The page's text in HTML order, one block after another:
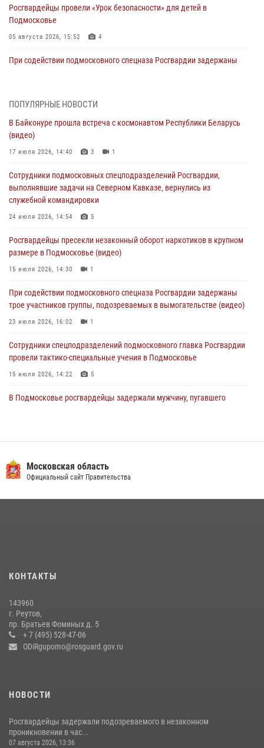
Росгвардейцы провели «Урок безопасности» для детей в
Подмосковье
05 августа 2026, 15:52 4
При содействии подмосковного спецназа Росгвардии задержаны
05 августа 2026, 15:48 1
Сотрудники спецподразделения подмосковного главка Росгвардии
отработали навыки огневой подготовки на комплексных учениях
04 августа 2026, 12:21
За прошедший месяц росгвардейцы 7386 раз выезжали по
сигналам «Тревога» с охраняемых объектов в Подмосковье
04 августа 2026, 12:15
(видео)
03 августа 2026, 15:32 1
«семейным подрядом» в Подмосковье (видео)
03 августа 2026, 15:08
ПОПУЛЯРНЫЕ НОВОСТИ
В Байконуре прошла встреча с космонавтом Республики Беларусь
(видео)
17 июля 2026, 14:40 3 1
Сотрудники подмосковных спецподразделений Росгвардии,
выполнявшие задачи на Северном Кавказе, вернулись из
служебной командировки
24 июля 2026, 14:54 5
Росгвардейцы пресекли незаконный оборот наркотиков в крупном
размере в Подмосковье (видео)
15 июля 2026, 14:30 1
При содействии подмосковного спецназа Росгвардии задержаны
трое участников группы, подозреваемых в вымогательстве (видео)
23 июля 2026, 16:02 1
Сотрудники спецподразделений подмосковного главка Росгвардии
провели тактико-специальные учения в Подмосковье
15 июля 2026, 14:22 5
В Подмосковье росгвардейцы задержали мужчину, пугавшего
федеральном розыске (видео)
22 июля 2026, 14:15 1
18 июля 2026, 07:03
сотрудников спецподразделений в преодолении полосы
препятствий со стрельбой
14 июля 2026, 15:13
Московская область
Официальный сайт Правительства
КОНТАКТЫ
143960
г. Реутов,
пр. Братьев Фоминых д. 5
+ 7 (495) 528-47-06
ODiRgupomo@rosguard.gov.ru
НОВОСТИ
Росгвардейцы задержали подозреваемого в незаконном
проникновении в час...
07 августа 2026, 13:36